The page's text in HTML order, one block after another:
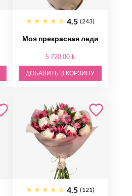
4.5 (243)
Моя прекрасная леди
5 720.00 ₺
ДОБАВИТЬ В КОРЗИНУ
4.5 (121)